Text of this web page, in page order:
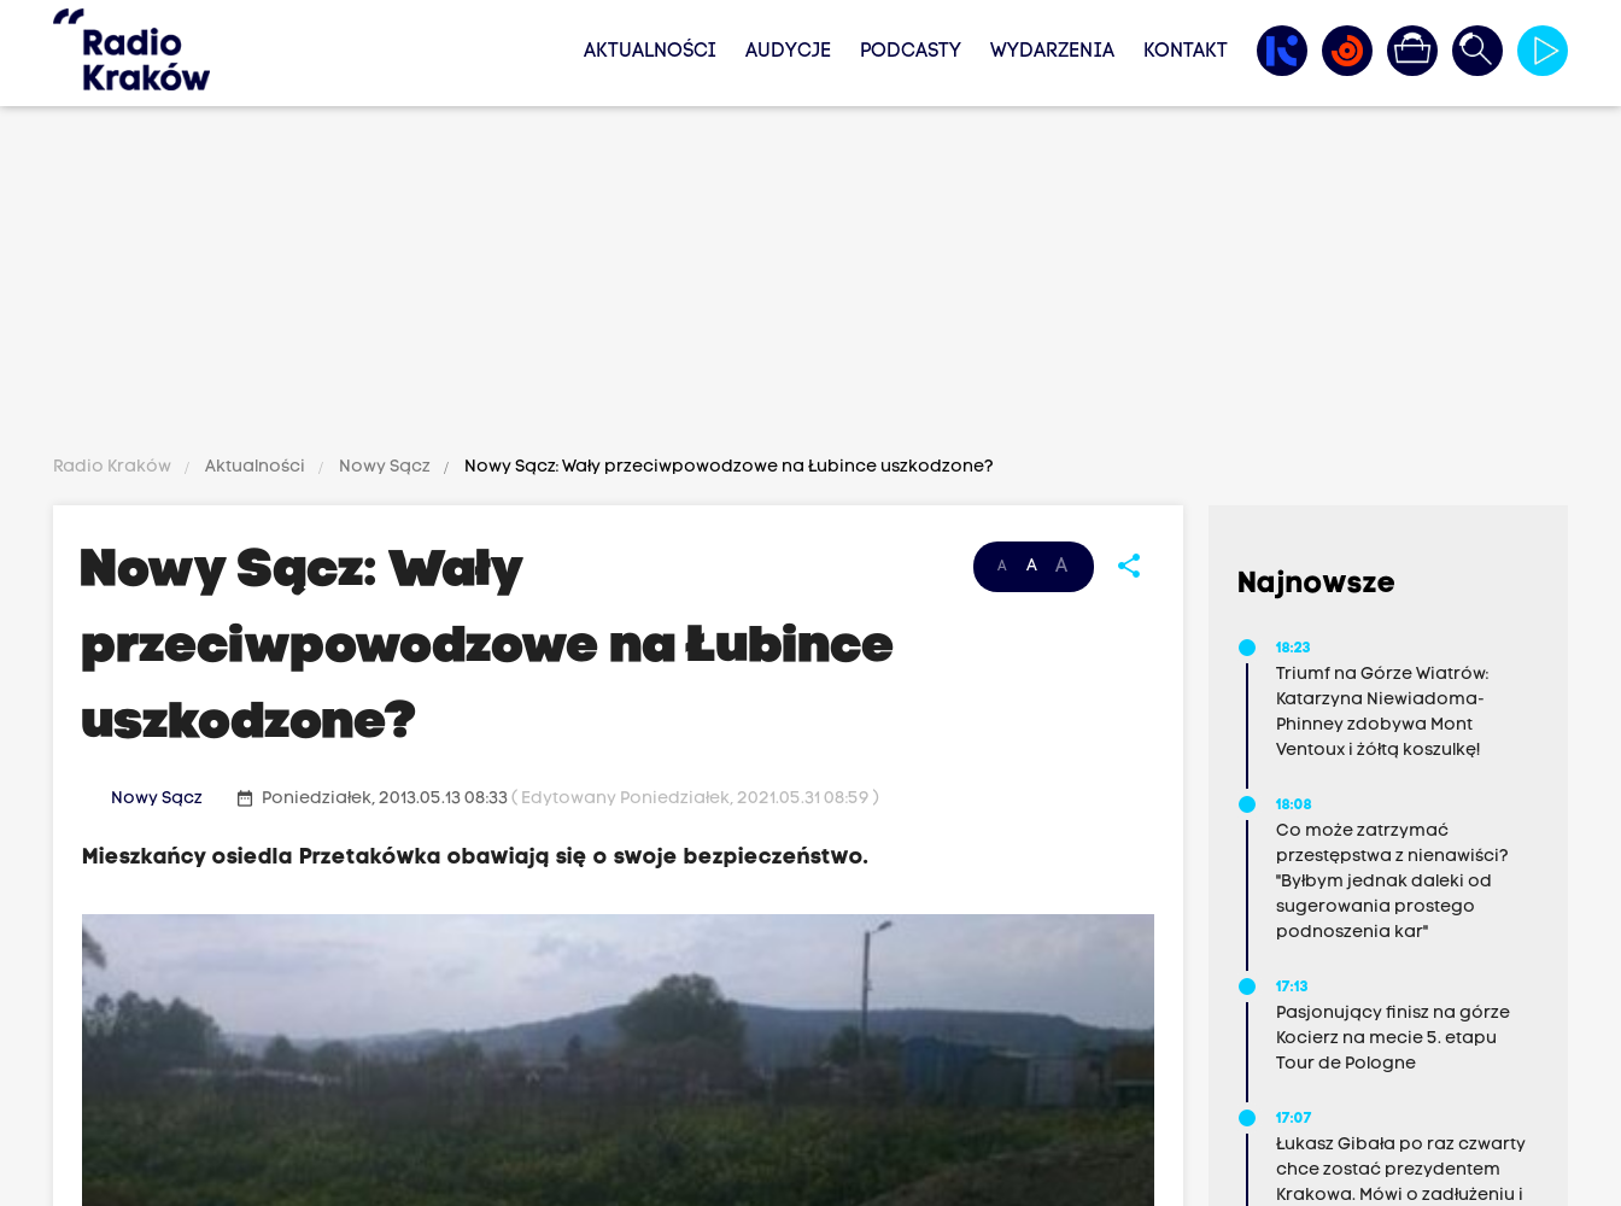
AKTUALNOŚCI AUDYCJE PODCASTY WYDARZENIA KONTAKT
Radio Kraków Aktualności Nowy Sącz Nowy Sącz: Wały przeciwpowodzowe na Łubince uszkodzone?
A A A share
Nowy Sącz: Wały
przeciwpowodzowe na Łubince
uszkodzone?
Nowy Sącz date_range Poniedziałek, 2013.05.13 08:33( Edytowany Poniedziałek, 2021.05.31 08:59 )
Mieszkańcy osiedla Przetakówka obawiają się o swoje bezpieczeństwo.
Najnowsze
18:23
Triumf na Górze Wiatrów:
Katarzyna Niewiadoma-
Phinney zdobywa Mont
Ventoux i żółtą koszulkę!
18:08
Co może zatrzymać
przestępstwa z nienawiści?
"Byłbym jednak daleki od
sugerowania prostego
podnoszenia kar"
17:13
Pasjonujący finisz na górze
Kocierz na mecie 5. etapu
Tour de Pologne
17:07
Łukasz Gibała po raz czwarty
chce zostać prezydentem
Krakowa. Mówi o zadłużeniu i